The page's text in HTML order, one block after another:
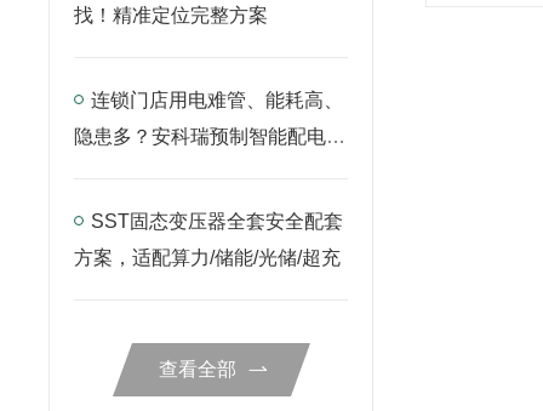
找！精准定位完整方案
连锁门店用电难管、能耗高、
隐患多？安科瑞预制智能配电
SST固态变压器全套安全配套
方案，适配算力/储能/光储/超充
查看全部